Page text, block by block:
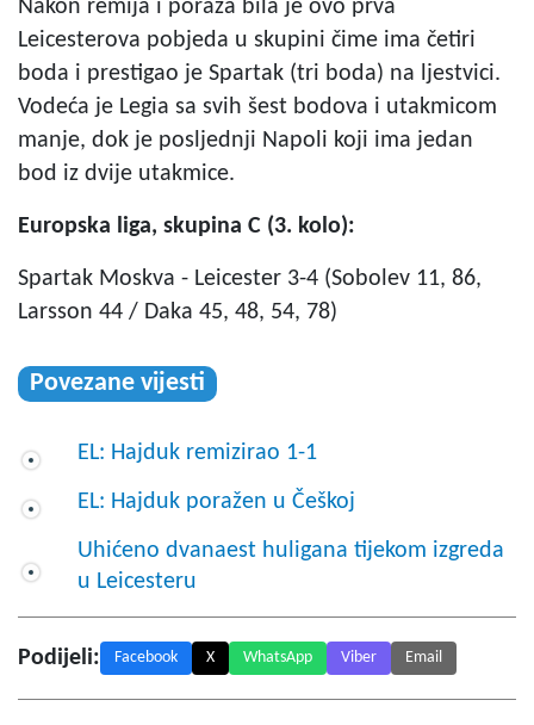
Nakon remija i poraza bila je ovo prva
Leicesterova pobjeda u skupini čime ima četiri
boda i prestigao je Spartak (tri boda) na ljestvici.
Vodeća je Legia sa svih šest bodova i utakmicom
manje, dok je posljednji Napoli koji ima jedan
bod iz dvije utakmice.
Europska liga, skupina C (3. kolo):
Spartak Moskva - Leicester 3-4 (Sobolev 11, 86,
Larsson 44 / Daka 45, 48, 54, 78)
Povezane vijesti
EL: Hajduk remizirao 1-1
EL: Hajduk poražen u Češkoj
Uhićeno dvanaest huligana tijekom izgreda
u Leicesteru
Podijeli: Facebook X WhatsApp Viber Email